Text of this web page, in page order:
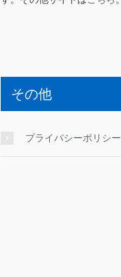
その他
プライバシーポリシー